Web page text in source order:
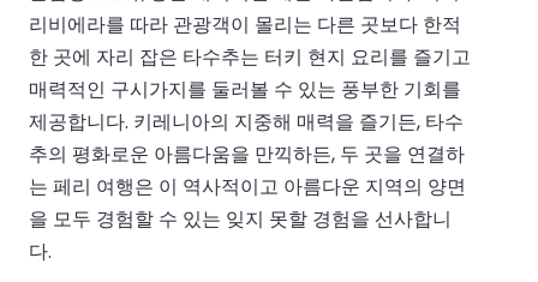
리비에라를 따라 관광객이 몰리는 다른 곳보다 한적
한 곳에 자리 잡은 타수추는 터키 현지 요리를 즐기고
매력적인 구시가지를 둘러볼 수 있는 풍부한 기회를
제공합니다. 키레니아의 지중해 매력을 즐기든, 타수
추의 평화로운 아름다움을 만끽하든, 두 곳을 연결하
는 페리 여행은 이 역사적이고 아름다운 지역의 양면
을 모두 경험할 수 있는 잊지 못할 경험을 선사합니
다.